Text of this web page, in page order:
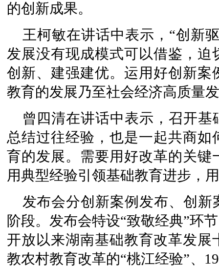
的创新成果。
王柯敏在讲话中表示，“创新
发展没有现成模式可以借鉴，
创新、建强建优。运用好创新
教育的发展乃至社会经济高质量
曾四清在讲话中表示，召开
总结过往经验，也是一起共商
育的发展。需要用好改革的关
用典型经验引领基础教育进步，
发布会分创新案例发布、创
阶段。发布会特设“致敬经典”环
开放以来湖南基础教育改革发展
教农村教育改革的“桃江经验”、